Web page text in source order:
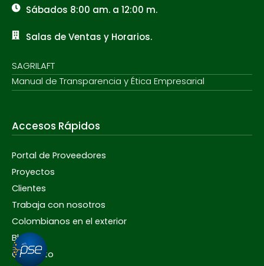
Sábados 8:00 am. a 12:00 m.
Salas de Ventas y Horarios.
SAGRILAFT
Manual de Transparencia y Ética Empresarial
Accesos Rápidos
Portal de Proveedores
Proyectos
Clientes
Trabaja con nosotros
Colombianos en el exterior
Blog
Contacto